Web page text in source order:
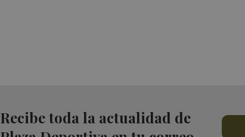
Recibe toda la actualidad de